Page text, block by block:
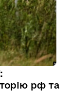
рф та